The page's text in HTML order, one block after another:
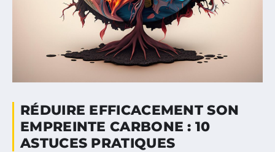
RÉDUIRE EFFICACEMENT SON
EMPREINTE CARBONE : 10
ASTUCES PRATIQUES